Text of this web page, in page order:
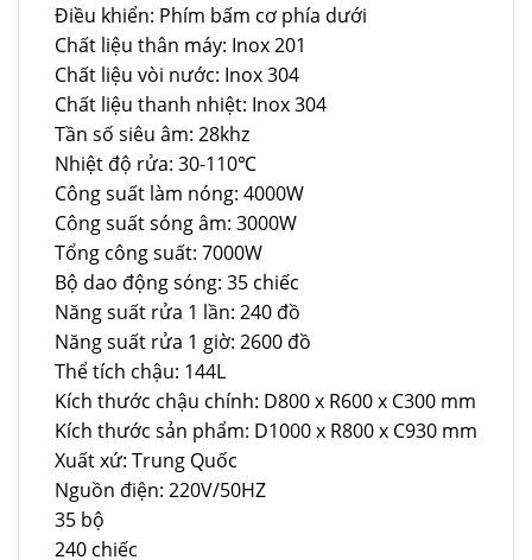
Điều khiển: Phím bấm cơ phía dưới
Chất liệu thân máy: Inox 201
Chất liệu vòi nước: Inox 304
Chất liệu thanh nhiệt: Inox 304
Tần số siêu âm: 28khz
Nhiệt độ rửa: 30-110℃
Công suất làm nóng: 4000W
Công suất sóng âm: 3000W
Tổng công suất: 7000W
Bộ dao động sóng: 35 chiếc
Năng suất rửa 1 lần: 240 đồ
Năng suất rửa 1 giờ: 2600 đồ
Thể tích chậu: 144L
Kích thước chậu chính: D800 x R600 x C300 mm
Kích thước sản phẩm: D1000 x R800 x C930 mm
Xuất xứ: Trung Quốc
Nguồn điện: 220V/50HZ
35 bộ
240 chiếc